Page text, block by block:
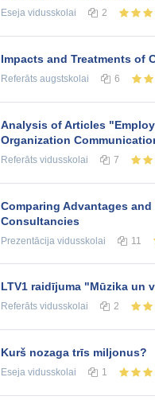
Eseja vidusskolai 2
Impacts and Treatments of
Referāts augstskolai 6
Analysis of Articles
Organization
Referāts vidusskolai 7
Comparing Advantages
Consultancies
Prezentācija vidusskolai 11
LTV1 raidījuma "Mūzika un
Referāts vidusskolai 2
Kurš nozaga trīs miljonus?
Eseja vidusskolai 1